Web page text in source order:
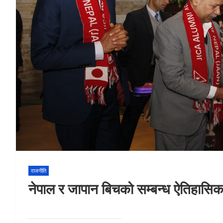
राजनीति
नेपाल र जापान बिचको सम्बन्ध ऐतिहासिक